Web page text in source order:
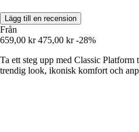
Lägg till en recension
Från
659,00 kr 475,00 kr -28%
Ta ett steg upp med Classic
trendig look, ikonisk komfort och